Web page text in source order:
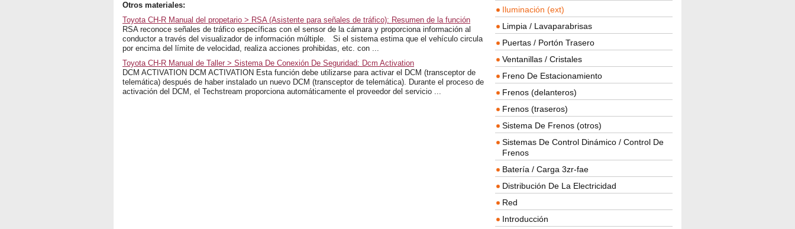
Otros materiales:
Toyota CH-R Manual del propetario > RSA (Asistente para señales de tráfico): Resumen de la función
RSA reconoce señales de tráfico específicas con el sensor de la cámara y proporciona información al
conductor a través del visualizador de información múltiple. Si el sistema estima que el vehículo circula
por encima del límite de velocidad, realiza acciones prohibidas, etc. con ...
Toyota CH-R Manual de Taller > Sistema De Conexión De Seguridad: Dcm Activation
DCM ACTIVATION DCM ACTIVATION Esta función debe utilizarse para activar el DCM (transceptor de
telemática) después de haber instalado un nuevo DCM (transceptor de telemática). Durante el proceso de
activación del DCM, el Techstream proporciona automáticamente el proveedor del servicio ...
Iluminación (ext)
Limpia / Lavaparabrisas
Puertas / Portón Trasero
Ventanillas / Cristales
Freno De Estacionamiento
Frenos (delanteros)
Frenos (traseros)
Sistema De Frenos (otros)
Sistemas De Control Dinámico / Control De
Frenos
Batería / Carga 3zr-fae
Distribución De La Electricidad
Red
Introducción